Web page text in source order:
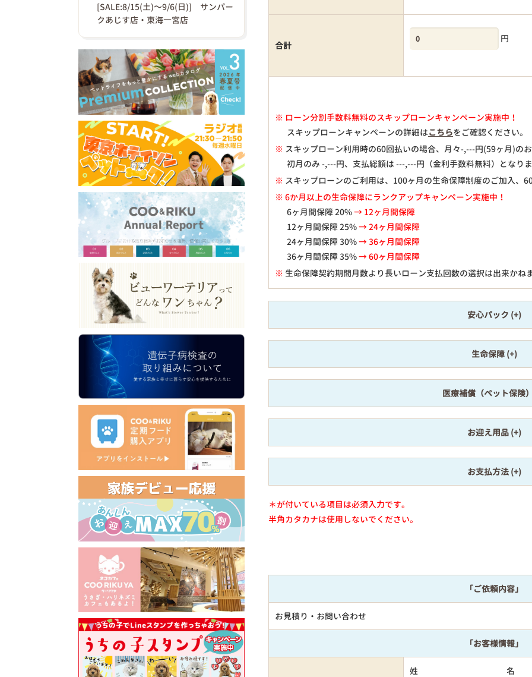
合計
円
※ ローン分割手数料無料のスキップローンキャンペーン実施中！
スキップローンキャンペーンの詳細はこちらをご確認ください。
※ スキップローン利用時の60回払いの場合、月々-,---円(59ヶ月)の
初月のみ -,---円、支払総額は ---,---円（金利手数料無料）となり
※ スキップローンのご利用は、100ヶ月の生命保障制度のご加入、
※ 6か月以上の生命保障にランクアップキャンペーン実施中！
6ヶ月間保障 20%→ 12ヶ月間保障
12ヶ月間保障 25%→ 24ヶ月間保障
24ヶ月間保障 30%→ 36ヶ月間保障
36ヶ月間保障 35%→ 60ヶ月間保障
※ 生命保障契約期間月数より長いローン支払回数の選択は出来かね
安心パック
生命保障
医療補償（ペット保険
お迎え用品
お支払方法
＊が付いている項目は必須入力です。
半角カタカナは使用しないでください。
「ご依頼内容」
お見積り・お問い合わせ
「お客様情報」
姓 名
[SALE:8/15(土)～9/6(日)] サンパー
クあじす店・東海一宮店